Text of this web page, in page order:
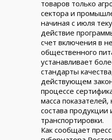
товаров только
сектора и
начиная с июля
действие
счет включения в
общественного
устанавливает
стандарты
действующем
процессе
масса показателей,
состава продукции
транспортировки.
Как сообщает